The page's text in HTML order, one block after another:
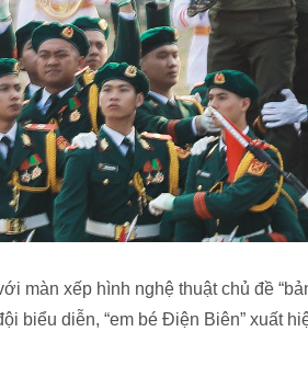
màn xếp hình nghệ thuật chủ đề
biểu diễn, “em bé Điện Biên” xuất